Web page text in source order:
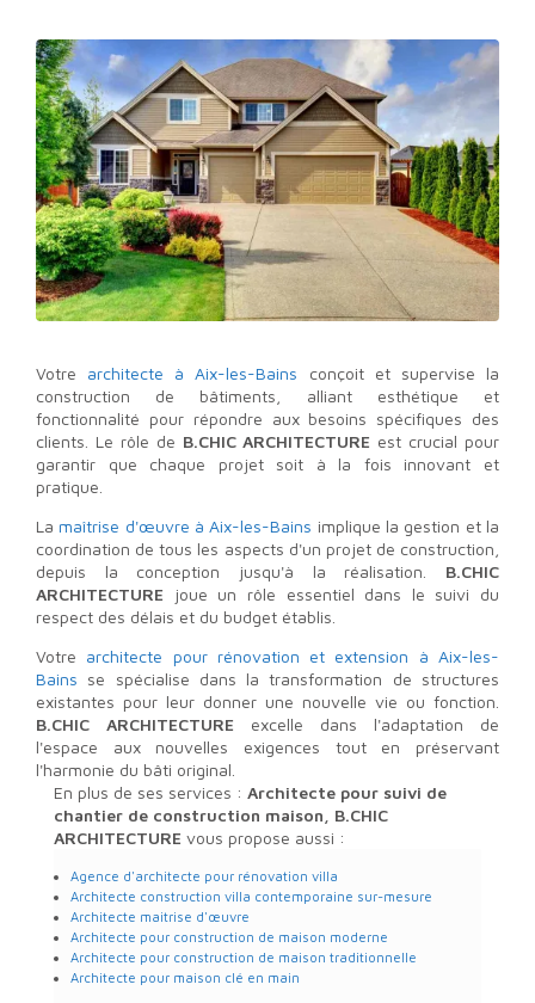
Votre architecte à Aix-les-Bains conçoit et supervise la
construction de bâtiments, alliant esthétique et
fonctionnalité pour répondre aux besoins spécifiques des
clients. Le rôle de B.CHIC ARCHITECTURE est crucial pour
garantir que chaque projet soit à la fois innovant et
pratique.
La maîtrise d'œuvre à Aix-les-Bains implique la gestion et la
coordination de tous les aspects d'un projet de construction,
depuis la conception jusqu'à la réalisation. B.CHIC
ARCHITECTURE joue un rôle essentiel dans le suivi du
respect des délais et du budget établis.
Votre architecte pour rénovation et extension à Aix-les-
Bains se spécialise dans la transformation de structures
existantes pour leur donner une nouvelle vie ou fonction.
B.CHIC ARCHITECTURE excelle dans l'adaptation de
l'espace aux nouvelles exigences tout en préservant
l'harmonie du bâti original.
En plus de ses services : Architecte pour suivi de
chantier de construction maison, B.CHIC
ARCHITECTURE vous propose aussi :
Agence d'architecte pour rénovation villa
Architecte construction villa contemporaine sur-mesure
Architecte maitrise d'œuvre
Architecte pour construction de maison moderne
Architecte pour construction de maison traditionnelle
Architecte pour maison clé en main